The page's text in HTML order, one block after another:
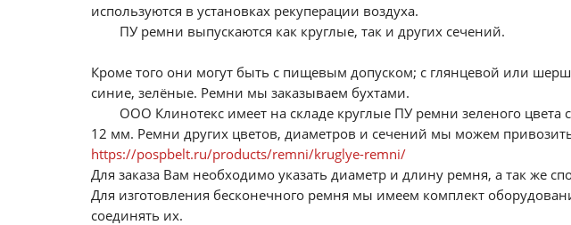
используются в установках рекуперации воздуха.
ПУ ремни выпускаются как круглые, так и других сечений.
Кроме того они могут быть с пищевым допуском; с глянцевой или
синие, зелёные. Ремни мы заказываем бухтами.
ООО Клинотекс имеет на складе круглые ПУ ремни зеленого
12 мм. Ремни других цветов, диаметров и сечений мы можем привозить
https://pospbelt.ru/products/remni/kruglye-remni/
Для заказа Вам необходимо указать диаметр и длину ремня, а так же
Для изготовления бесконечного ремня мы имеем комплект
соединять их.